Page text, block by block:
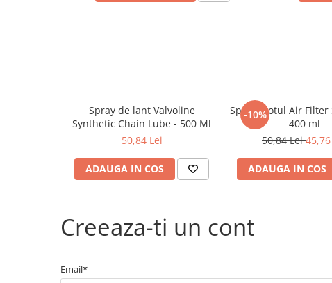
Senzori uzura placute
Cablu frana de mana
Suport etrier
Bujii incandescente
Spray de lant Valvoline
Synthetic Chain Lube - 500 Ml
50,84 Lei
ADAUGA IN COS
-10%
Spray Motul Air Filter
400 ml
50,84 Lei
ADAUGA IN COS
Creeaza-ti un cont
Email*